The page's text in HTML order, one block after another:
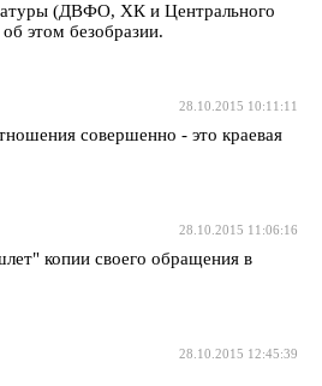
(ДВФО, ХК и Центрального
этом безобразии.
28.10.2015 10:11:11
совершенно - это краевая
28.10.2015 11:06:16
копии своего обращения в
28.10.2015 12:45:39